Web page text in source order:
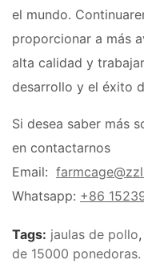
el mundo.
proporcionar a más
alta calidad y
desarrollo y el éxito
Si desea saber más
en contactarnos
Email:
Whatsapp: +86
Tags: jaulas de pollo,
de 15000 ponedoras.